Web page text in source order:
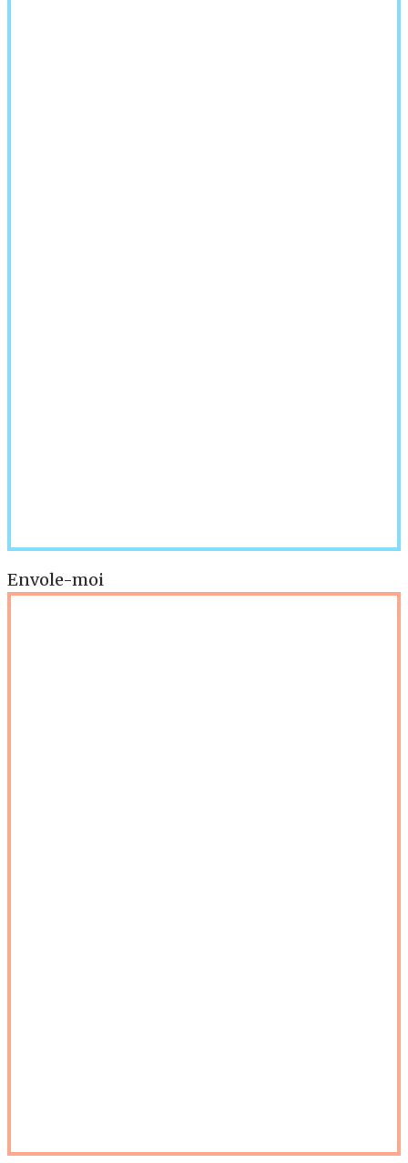
Envole-moi